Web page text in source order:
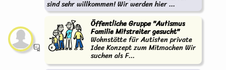
sind sehr willkommen! Wir werden hier ...
Öffentliche Gruppe "Autismus
Familie Mitstreiter gesucht"
Wohnstätte für Autisten private
Idee Konzept zum Mitmachen Wir
suchen als F...